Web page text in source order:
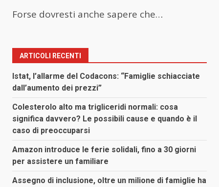
Forse dovresti anche sapere che…
ARTICOLI RECENTI
Istat, l’allarme del Codacons: “Famiglie schiacciate
dall’aumento dei prezzi”
Colesterolo alto ma trigliceridi normali: cosa
significa davvero? Le possibili cause e quando è il
caso di preoccuparsi
Amazon introduce le ferie solidali, fino a 30 giorni
per assistere un familiare
Assegno di inclusione, oltre un milione di famiglie ha